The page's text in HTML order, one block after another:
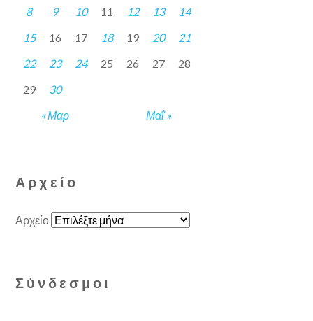
« Μαρ Μαΐ »
8
9 10 11 12 13
14
15
16 17 18 19 20
21
22
23 24 25 26 27
28
29
30
Αρχείο
Αρχείο
Σύνδεσμοι